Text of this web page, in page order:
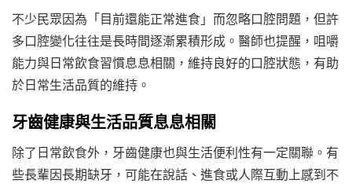
不少民眾因為「目前還能正常進食」而忽略口腔問題，但許
多口腔變化往往是長時間逐漸累積形成。醫師也提醒，咀嚼
能力與日常飲食習慣息息相關，維持良好的口腔狀態，有助
於日常生活品質的維持。
牙齒健康與生活品質息息相關
除了日常飲食外，牙齒健康也與生活便利性有一定關聯。有
些長輩因長期缺牙，可能在說話、進食或人際互動上感到不